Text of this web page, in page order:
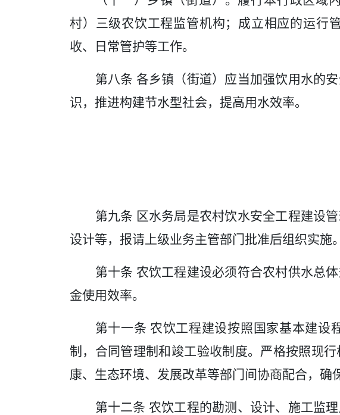
村）三级农饮工程监管机构；成立相应的运行
收、日常管护等工作。
第八条 各乡镇（街道）应当加强饮用水的
识 ，推进构建节水型社会，提高用水效率。
第九条 区水务局是农村饮水安全工程建设
设计等，报请上级业务主管部门批准后组织实施。
第十条 农饮工程建设必须符合农村供水总
金使用效率。
第十一条 农饮工程建设按照国家基本建设
制，合同管理制和竣工验收制度。 严格按照现
康、生态环境、发展改革等部门间协商配合， 确
第十二条 农饮工程的勘测、设计、施工监